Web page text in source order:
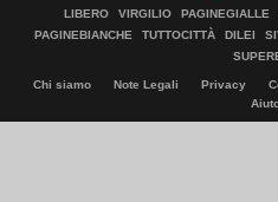
LIBERO VIRGILIO PAGINEGIALLE
PAGINEBIANCHE
TUTTOCITTÀ DILEI
Chi siamo Note Legali Privacy